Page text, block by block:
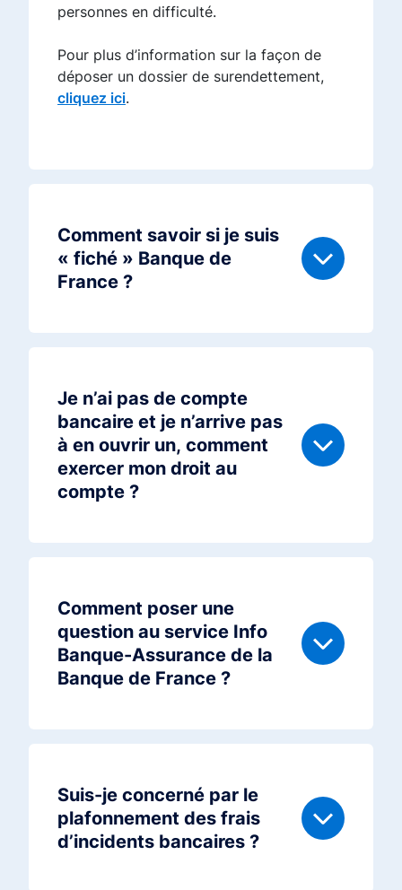
personnes en difficulté.
Pour plus d’information sur la façon de
déposer un dossier de surendettement,
cliquez ici.
Comment savoir si je suis
« fiché » Banque de
France ?
Je n’ai pas de compte
bancaire et je n’arrive pas
à en ouvrir un, comment
exercer mon droit au
compte ?
Comment poser une
question au service Info
Banque-Assurance de la
Banque de France ?
Suis-je concerné par le
plafonnement des frais
d’incidents bancaires ?